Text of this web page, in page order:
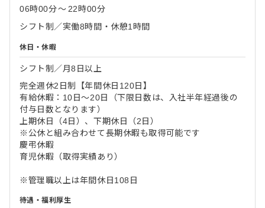
06時00分〜 22時00分
シフト制／実働8時間・休憩1時間
休日・休暇
シフト制／月8日以上
完全週休2日制【年間休日120日】
有給休暇：10日～20日（下限日数は、入社半年経過後の
付与日数となります）
上期休日（4日）、下期休日（2日）
※公休と組み合わせて長期休暇も取得可能です
慶弔休暇
育児休暇（取得実績あり）
※管理職以上は年間休日108日
待遇・福利厚生